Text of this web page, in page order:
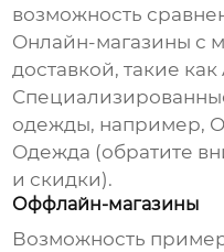
возможность
Онлайн-магазины с
доставкой, такие
одежды, например,
Одежда (обратите
и скидки).
Оффлайн-магазины
Возможность